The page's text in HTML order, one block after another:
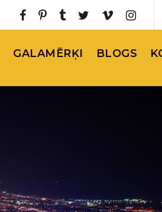
GALAMĒRĶI BLOGS